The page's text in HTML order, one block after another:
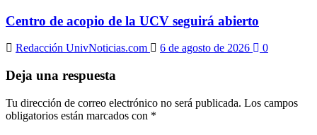
Centro de acopio de la UCV seguirá abierto
Redacción UnivNoticias.com 6 de agosto de 2026 0
Deja una respuesta
Tu dirección de correo electrónico no será publicada. Los campos
obligatorios están marcados con *